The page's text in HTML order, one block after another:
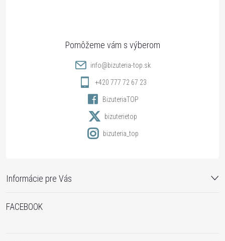
Informácie pre Vás
info@bizuteria-top.sk
+420 777 72 67 23
BizuteriaTOP
bizuterietop
bizuteria_top
FACEBOOK